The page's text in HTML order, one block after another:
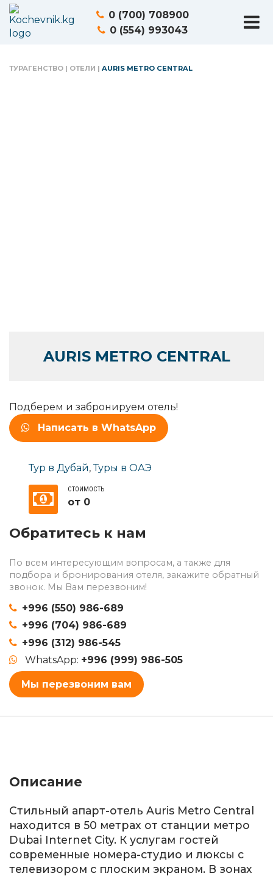
0 (700) 708900
0 (554) 993043
ТУРАГЕНСТВО | ОТЕЛИ | AURIS METRO CENTRAL
AURIS METRO CENTRAL
Подберем и забронируем отель!
Написать в WhatsApp
Тур в Дубай,Туры в ОАЭ
СТОИМОСТЬ
от 0
Обратитесь к нам
По всем интересующим вопросам, а также для
подбора и бронирования отеля, закажите обратный
звонок. Мы Вам перезвоним!
+996 (550) 986-689
+996 (704) 986-689
+996 (312) 986-545
WhatsApp: +996 (999) 986-505
Мы перезвоним вам
Описание
Стильный апарт-отель Auris Metro Central
находится в 50 метрах от станции метро
Dubai Internet City. К услугам гостей
современные номера-студио и люксы с
телевизором с плоским экраном. В зонах